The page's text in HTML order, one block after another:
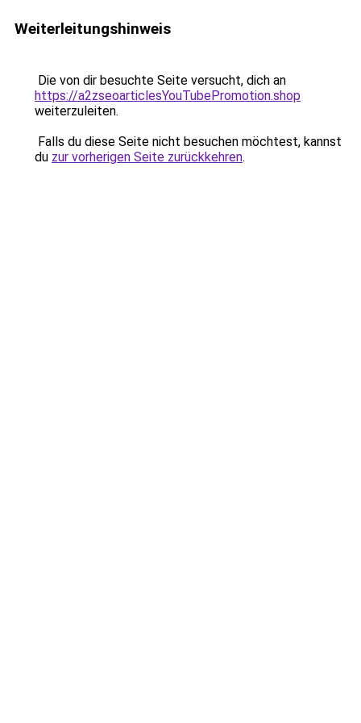
Weiterleitungshinweis
Die von dir besuchte Seite versucht, dich an
https://a2zseoarticlesYouTubePromotion.shop
weiterzuleiten.
Falls du diese Seite nicht besuchen möchtest, kannst
du zur vorherigen Seite zurückkehren.